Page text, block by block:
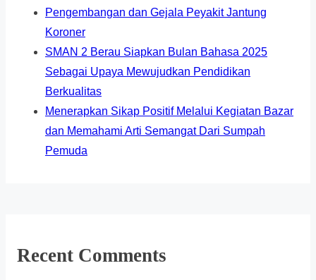
Pengembangan dan Gejala Peyakit Jantung
Koroner
SMAN 2 Berau Siapkan Bulan Bahasa 2025
Sebagai Upaya Mewujudkan Pendidikan
Berkualitas
Menerapkan Sikap Positif Melalui Kegiatan Bazar
dan Memahami Arti Semangat Dari Sumpah
Pemuda
Recent Comments